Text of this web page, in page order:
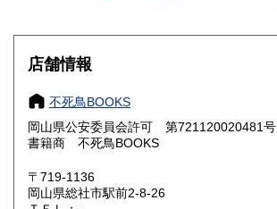
大阪府 600円 兵庫県
鳥取県 600円
店舗情報
不死鳥BOOKS
岡山県公安委員会許可 第721120020481号
書籍商 不死鳥BOOKS
〒719-1136
岡山県総社市駅前2-8-26